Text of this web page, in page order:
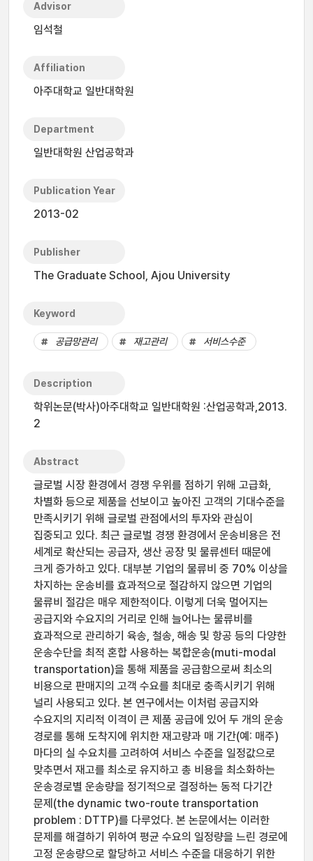
Advisor
임석철
Affiliation
아주대학교 일반대학원
Department
일반대학원 산업공학과
Publication Year
2013-02
Publisher
The Graduate School, Ajou University
Keyword
공급망관리 재고관리 서비스수준
Description
학위논문(박사)아주대학교 일반대학원 :산업공학과,2013.
2
Abstract
글로벌 시장 환경에서 경쟁 우위를 점하기 위해 고급화,
차별화 등으로 제품을 선보이고 높아진 고객의 기대수준을
만족시키기 위해 글로벌 관점에서의 투자와 관심이
집중되고 있다. 최근 글로벌 경쟁 환경에서 운송비용은 전
세계로 확산되는 공급자, 생산 공장 및 물류센터 때문에
크게 증가하고 있다. 대부분 기업의 물류비 중 70% 이상을
차지하는 운송비를 효과적으로 절감하지 않으면 기업의
물류비 절감은 매우 제한적이다. 이렇게 더욱 멀어지는
공급지와 수요지의 거리로 인해 늘어나는 물류비를
효과적으로 관리하기 육송, 철송, 해송 및 항공 등의 다양한
운송수단을 최적 혼합 사용하는 복합운송(muti-modal
transportation)을 통해 제품을 공급함으로써 최소의
비용으로 판매지의 고객 수요를 최대로 충족시키기 위해
널리 사용되고 있다. 본 연구에서는 이처럼 공급지와
수요지의 지리적 이격이 큰 제품 공급에 있어 두 개의 운송
경로를 통해 도착지에 위치한 재고량과 매 기간(예: 매주)
마다의 실 수요치를 고려하여 서비스 수준을 일정값으로
맞추면서 재고를 최소로 유지하고 총 비용을 최소화하는
운송경로별 운송량을 정기적으로 결정하는 동적 다기간
문제(the dynamic two-route transportation
problem : DTTP)를 다루었다. 본 논문에서는 이러한
문제를 해결하기 위하여 평균 수요의 일정량을 느린 경로에
고정 운송량으로 할당하고 서비스 수준을 대응하기 위한